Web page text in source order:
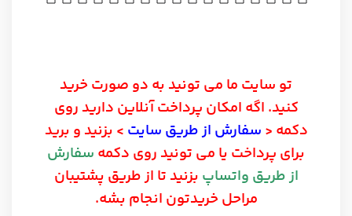
تو سایت ما می تونید به دو صورت خرید
کنید. اگه امکان پرداخت آنلاین دارید روی
دکمه < سفارش از طریق سایت > بزنید و برید
برای پرداخت یا می تونید روی دکمه سفارش
از طریق واتساپ بزنید تا از طریق پشتیبان
مراحل خریدتون انجام بشه.